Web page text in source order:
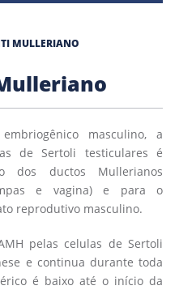
MULLERIANO
masculino, a
de Sertoli testiculares é
dos ductos Mullerianos
e vagina) e para o
reprodutivo masculino.
pelas celulas de Sertoli
e continua durante toda
é baixo até o início da